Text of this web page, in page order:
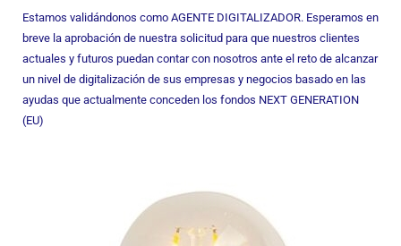
Estamos validándonos como AGENTE DIGITALIZADOR. Esperamos en
breve la aprobación de nuestra solicitud para que nuestros clientes
actuales y futuros puedan contar con nosotros ante el reto de alcanzar
un nivel de digitalización de sus empresas y negocios basado en las
ayudas que actualmente conceden los fondos NEXT GENERATION
(EU)